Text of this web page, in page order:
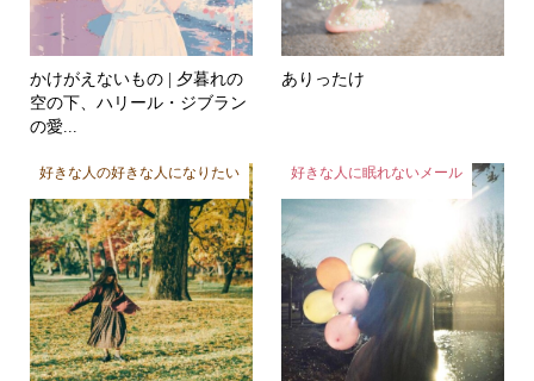
かけがえないもの | 夕暮れの
空の下、ハリール・ジブラン
の愛...
ありったけ
好きな人の好きな人になりたい 好きな人に眠れないメール